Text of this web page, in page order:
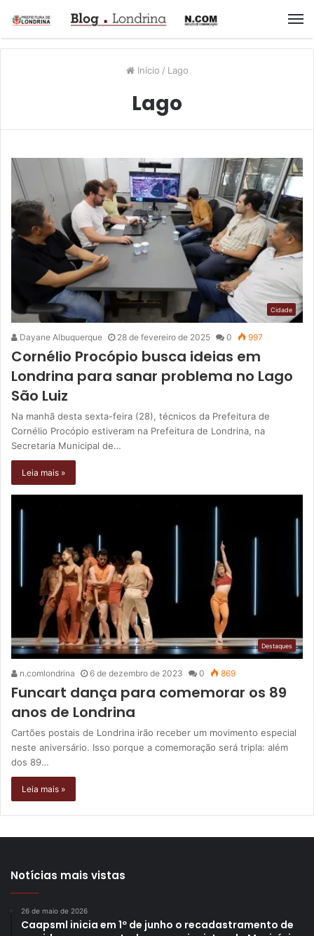
Início / Lago
Lago
Cidade
Dayane Albuquerque 28 de fevereiro de 2025 0 997
Cornélio Procópio busca ideias em
Londrina para sanar problema no Lago
São Luiz
Na manhã desta sexta-feira (28), técnicos da Prefeitura de
Cornélio Procópio estiveram na Prefeitura de Londrina, na
Secretaria Municipal de…
Leia mais »
Destaques
n.comlondrina 6 de dezembro de 2023 0 869
Funcart dança para comemorar os 89
anos de Londrina
Cartões postais de Londrina irão receber um movimento especial
neste aniversário. Isso porque a comemoração será tripla: além
dos 89…
Leia mais »
Notícias mais vistas
26 de maio de 2026
Caapsml inicia em 1º de junho o recadastramento de